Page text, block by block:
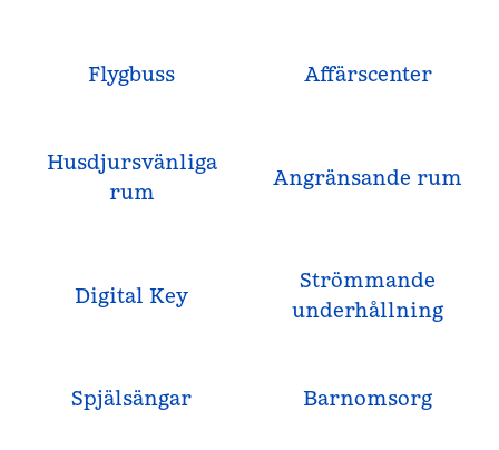
Flygbuss Affärscenter
Husdjursvänliga
rum
Angränsande rum
Digital Key
Strömmande
underhållning
Spjälsängar Barnomsorg